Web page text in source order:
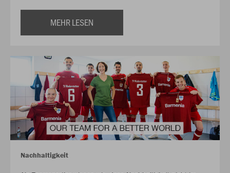
MEHR LESEN
Nachhaltigkeit